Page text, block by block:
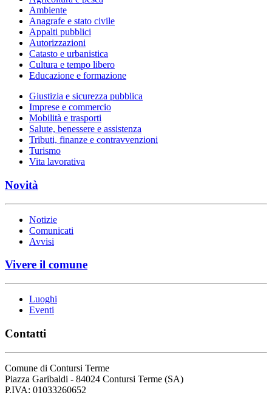
Ambiente
Anagrafe e stato civile
Appalti pubblici
Autorizzazioni
Catasto e urbanistica
Cultura e tempo libero
Educazione e formazione
Giustizia e sicurezza pubblica
Imprese e commercio
Mobilità e trasporti
Salute, benessere e assistenza
Tributi, finanze e contravvenzioni
Turismo
Vita lavorativa
Novità
Notizie
Comunicati
Avvisi
Vivere il comune
Luoghi
Eventi
Contatti
Comune di Contursi Terme
Piazza Garibaldi - 84024 Contursi Terme (SA)
P.IVA: 01033260652